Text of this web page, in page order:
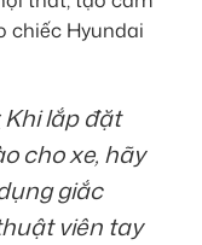
chiếc Hyundai
Khi lắp đặt
cho xe, hãy
giắc
viên tay